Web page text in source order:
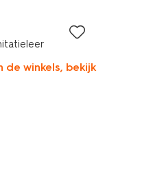
de winkels, bekijk